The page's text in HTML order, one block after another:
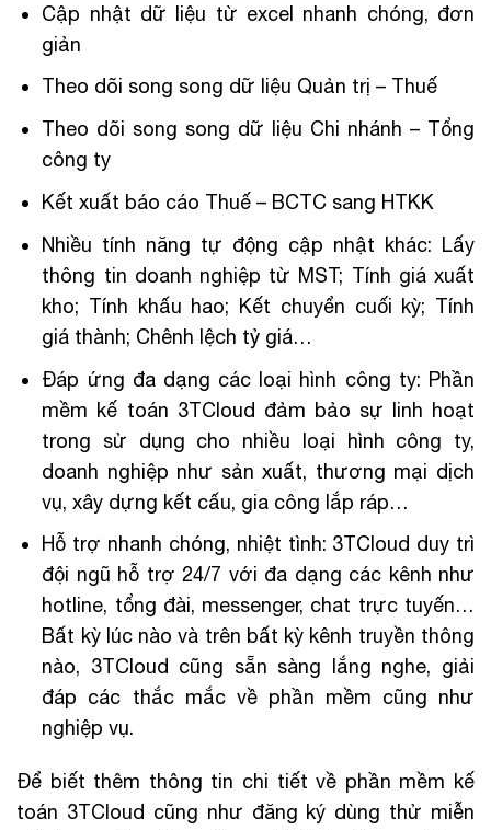
Cập nhật dữ liệu từ excel nhanh chóng, đơn
giản
Theo dõi song song dữ liệu Quản trị – Thuế
Theo dõi song song dữ liệu Chi nhánh – Tổng
công ty
Kết xuất báo cáo Thuế – BCTC sang HTKK
Nhiều tính năng tự động cập nhật khác: Lấy
thông tin doanh nghiệp từ MST; Tính giá xuất
kho; Tính khấu hao; Kết chuyển cuối kỳ; Tính
giá thành; Chênh lệch tỷ giá…
Đáp ứng đa dạng các loại hình công ty: Phần
mềm kế toán 3TCloud đảm bảo sự linh hoạt
trong sử dụng cho nhiều loại hình công ty,
doanh nghiệp như sản xuất, thương mại dịch
vụ, xây dựng kết cấu, gia công lắp ráp…
Hỗ trợ nhanh chóng, nhiệt tình: 3TCloud duy trì
đội ngũ hỗ trợ 24/7 với đa dạng các kênh như
hotline, tổng đài, messenger, chat trực tuyến…
Bất kỳ lúc nào và trên bất kỳ kênh truyền thông
nào, 3TCloud cũng sẵn sàng lắng nghe, giải
đáp các thắc mắc về phần mềm cũng như
nghiệp vụ.
Để biết thêm thông tin chi tiết về phần mềm kế
toán 3TCloud cũng như đăng ký dùng thử miễn